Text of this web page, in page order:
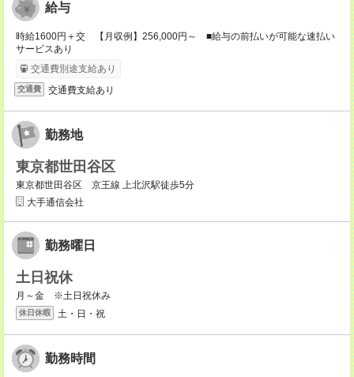
給与
時給1600円＋交 【月収例】256,000円～ ■給与の前払いが可能な速払い
サービスあり
交通費別途支給あり
交通費 交通費支給あり
勤務地
東京都世田谷区
東京都世田谷区 京王線 上北沢駅徒歩5分
大手通信会社
勤務曜日
土日祝休
月～金 ※土日祝休み
休日休暇 土・日・祝
勤務時間